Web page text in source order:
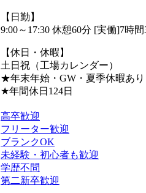
【日勤】
9:00～17:30 休憩60分 [実働]7時間
【休日・休暇】
土日祝（工場カレンダー）
★年末年始・GW・夏季休暇あり
★年間休日124日
高卒歓迎
フリーター歓迎
ブランクOK
未経験・初心者も歓迎
学歴不問
第二新卒歓迎